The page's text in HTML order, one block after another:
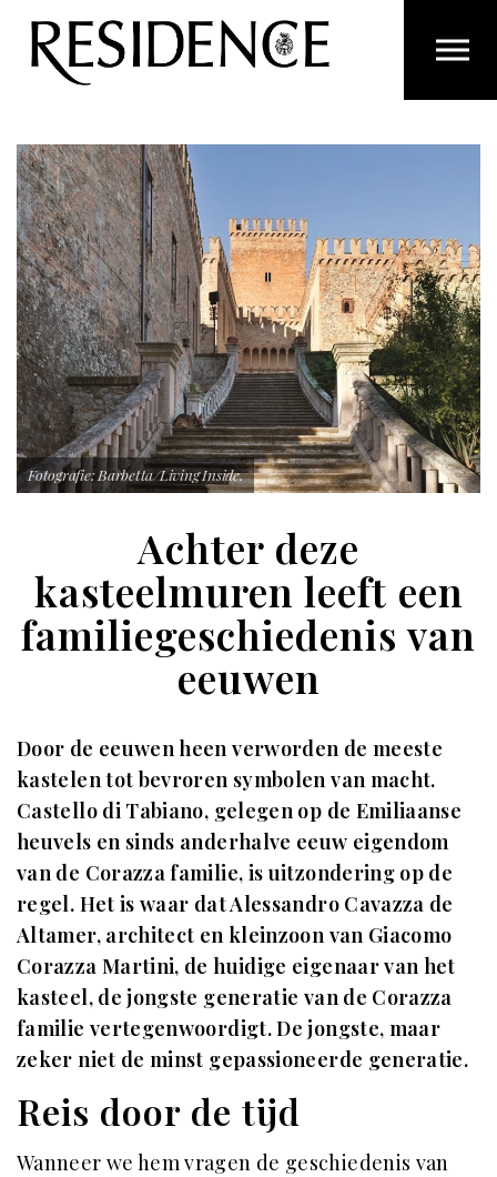
Overslaan en ga direct naar de inhoud
Fotografie: Barbetta/Living Inside.
Achter deze
kasteelmuren leeft een
familiegeschiedenis van
eeuwen
Door de eeuwen heen verworden de meeste
kastelen tot bevroren symbolen van macht.
Castello di Tabiano, gelegen op de Emiliaanse
heuvels en sinds anderhalve eeuw eigendom
van de Corazza familie, is uitzondering op de
regel. Het is waar dat Alessandro Cavazza de
Altamer, architect en kleinzoon van Giacomo
Corazza Martini, de huidige eigenaar van het
kasteel, de jongste generatie van de Corazza
familie vertegenwoordigt. De jongste, maar
zeker niet de minst gepassioneerde generatie.
Reis door de tijd
Wanneer we hem vragen de geschiedenis van